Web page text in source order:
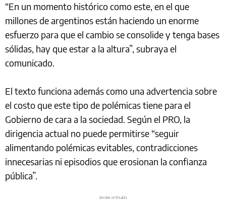
“En un momento histórico como este, en el que
millones de argentinos están haciendo un enorme
esfuerzo para que el cambio se consolide y tenga bases
sólidas, hay que estar a la altura”, subraya el
comunicado.
El texto funciona además como una advertencia sobre
el costo que este tipo de polémicas tiene para el
Gobierno de cara a la sociedad. Según el PRO, la
dirigencia actual no puede permitirse “seguir
alimentando polémicas evitables, contradicciones
innecesarias ni episodios que erosionan la confianza
pública”.